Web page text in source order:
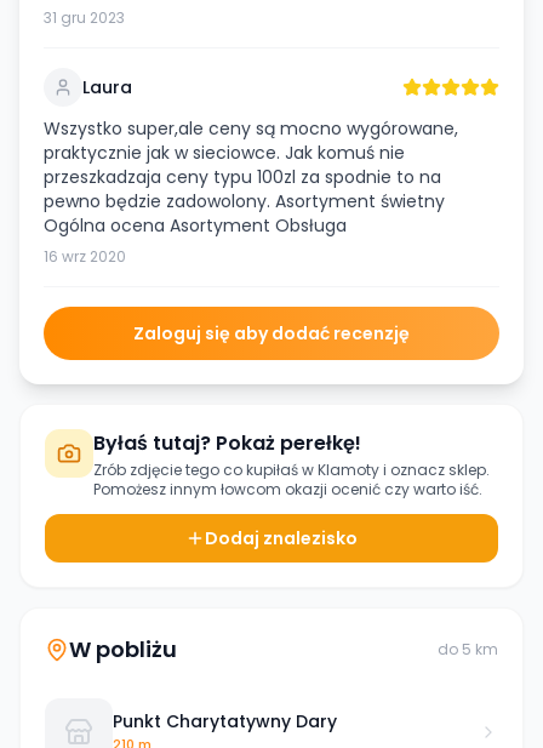
31 gru 2023
Laura
Wszystko super,ale ceny są mocno wygórowane,
praktycznie jak w sieciowce. Jak komuś nie
przeszkadzaja ceny typu 100zl za spodnie to na
pewno będzie zadowolony. Asortyment świetny
Ogólna ocena Asortyment Obsługa
16 wrz 2020
Zaloguj się aby dodać recenzję
Byłaś tutaj? Pokaż perełkę!
Zrób zdjęcie tego co kupiłaś wKlamotyi oznacz sklep.
Pomożesz innym łowcom okazji ocenić czy warto iść.
Dodaj znalezisko
W pobliżu do 5 km
Punkt Charytatywny Dary
210 m